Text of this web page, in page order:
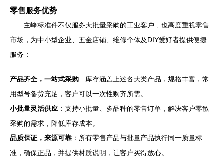
零售服务优势
主峰标准件不仅服务大批量采购的工业客户，也高度重视零售
市场，为中小型企业、五金店铺、维修个体及DIY爱好者提供便捷
服务：
产品齐全，一站式采购 ：库存涵盖上述各大类产品，规格丰富，常
用型号备货充足，客户可以一次性购齐所需。
小批量灵活供应 ：支持小批量、多品种的零售订单，解决客户零散
采购的需求，降低库存成本。
品质保证，来源可靠 ：所有零售产品与批量产品执行同一质量标
准，确保正品，并提供材质说明，让客户买得放心。